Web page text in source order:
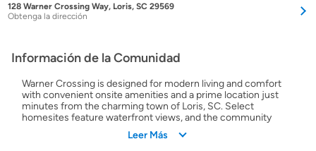
128 Warner Crossing Way, Loris, SC 29569
Obtenga la dirección
Información de la Comunidad
Warner Crossing is designed for modern living and comfort
with convenient onsite amenities and a prime location just
minutes from the charming town of Loris, SC. Select
homesites feature waterfront views, and the community
offers a fantastic swimming pool, playground and lush
community gardens. Nearby Loris Nature Park features miles
Leer Más